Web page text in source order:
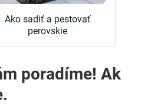
Ako sadiť a pestovať
perovskie